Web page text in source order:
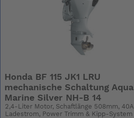
Honda BF 115 JK1 LRU
mechanische Schaltung Aqua
Marine Silver NH-B 14
2,4-Liter Motor, Schaftlänge 508mm, 40A
Ladestrom, Power Trimm & Kipp-System